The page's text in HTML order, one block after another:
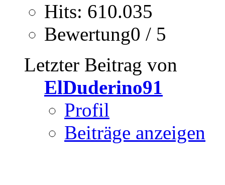
Hits: 610.035
Bewertung0 / 5
Letzter Beitrag von
ElDuderino91
Profil
Beiträge anzeigen